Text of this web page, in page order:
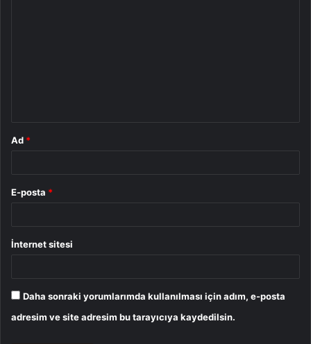
Ad *
E-posta *
İnternet sitesi
Daha sonraki yorumlarımda kullanılması için adım, e-posta
adresim ve site adresim bu tarayıcıya kaydedilsin.